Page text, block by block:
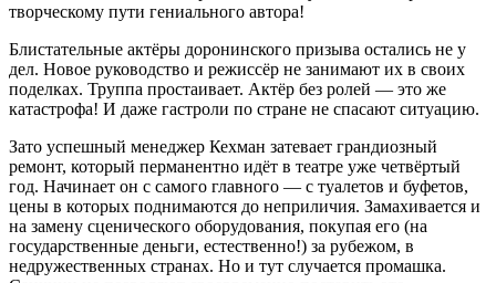
творческому пути гениального автора!
Блистательные актёры доронинского призыва остались не у
дел. Новое руководство и режиссёр не занимают их в своих
поделках. Труппа простаивает. Актёр без ролей — это же
катастрофа! И даже гастроли по стране не спасают ситуацию.
Зато успешный менеджер Кехман затевает грандиозный
ремонт, который перманентно идёт в театре уже четвёртый
год. Начинает он с самого главного — с туалетов и буфетов,
цены в которых поднимаются до неприличия. Замахивается и
на замену сценического оборудования, покупая его (на
государственные деньги, естественно!) за рубежом, в
недружественных странах. Но и тут случается промашка.